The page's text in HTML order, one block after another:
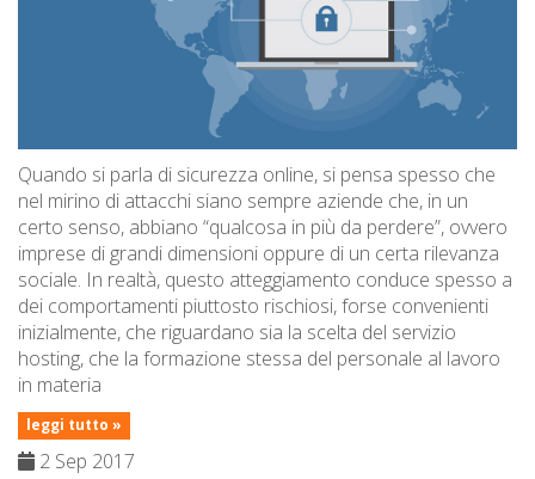
Quando si parla di sicurezza online, si pensa spesso che
nel mirino di attacchi siano sempre aziende che, in un
certo senso, abbiano “qualcosa in più da perdere”, ovvero
imprese di grandi dimensioni oppure di un certa rilevanza
sociale. In realtà, questo atteggiamento conduce spesso a
dei comportamenti piuttosto rischiosi, forse convenienti
inizialmente, che riguardano sia la scelta del servizio
hosting, che la formazione stessa del personale al lavoro
in materia
leggi tutto »
2 Sep 2017